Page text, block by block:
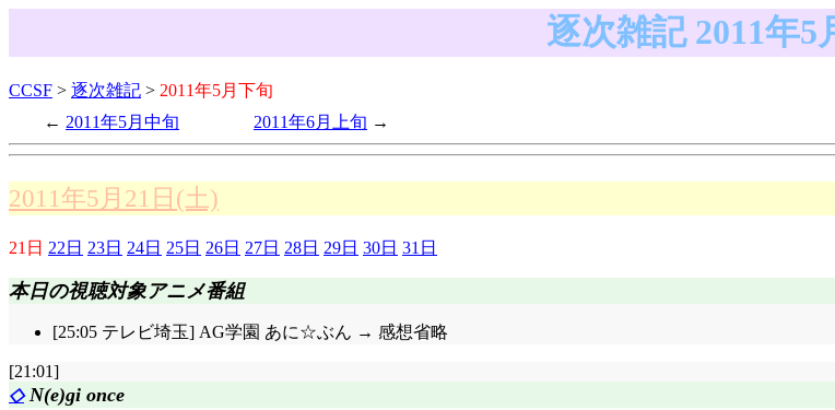
逐次雑記 2011年5
CCSF > 逐次雑記 > 2011年5月下旬
2011年5月中旬
2011年6月上旬
2011年5月21日(土)
21日 22日 23日 24日 25日 26日 27日 28日 29日 30日 31日
本日の視聴対象アニメ番組
[25:05 テレビ埼玉] AG学園 あに☆ぶん → 感想省略
[21:01]
◇N(e)gi once